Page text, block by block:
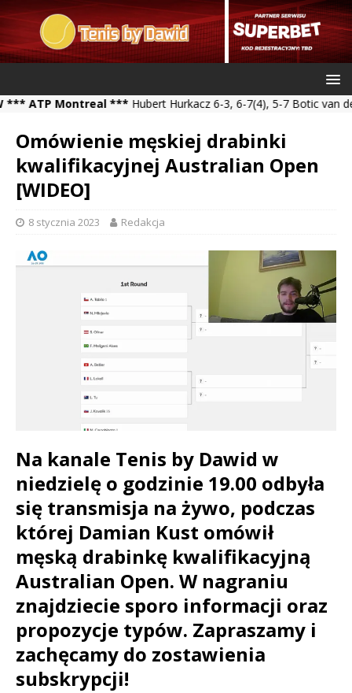
Montreal ***Hubert Hurkacz 6-3, 6-7(4), 5-7 Botic van de
Omówienie męskiej drabinki
kwalifikacyjnej Australian Open
[WIDEO]
8 stycznia 2023 Redakcja
Na kanale Tenis by Dawid w
niedzielę o godzinie 19.00 odbyła
się transmisja na żywo, podczas
której Damian Kust omówił
męską drabinkę kwalifikacyjną
Australian Open. W nagraniu
znajdziecie sporo informacji oraz
propozycje typów. Zapraszamy i
zachęcamy do zostawienia
subskrypcji!